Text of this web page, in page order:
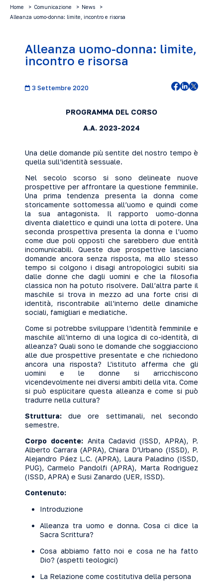
Home Comunicazione
News
Alleanza uomo-donna: limite, incontro e risorsa
Alleanza uomo-donna: limite,
incontro e risorsa
3 Settembre 2020
PROGRAMMA DEL CORSO
A.A. 2023-2024
Una delle domande più sentite del nostro tempo è
quella sull’identità sessuale.
Nel secolo scorso si sono delineate nuove
prospettive per affrontare la questione femminile.
Una prima tendenza presenta la donna come
storicamente sottomessa all’uomo e quindi come
la sua antagonista. Il rapporto uomo-donna
diventa dialettico e quindi una lotta di potere. Una
seconda prospettiva presenta la donna e l’uomo
come due poli opposti che sarebbero due entità
incomunicabili. Queste due prospettive lasciano
domande ancora senza risposta, ma allo stesso
tempo si colgono i disagi antropologici subiti sia
dalle donne che dagli uomini e che la filosofia
classica non ha potuto risolvere. Dall’altra parte il
maschile si trova in mezzo ad una forte crisi di
identità, riscontrabile all’interno delle dinamiche
sociali, famigliari e mediatiche.
Come si potrebbe sviluppare l’identità femminile e
maschile all’interno di una logica di co-identità, di
alleanza? Quali sono le domande che soggiacciono
alle due prospettive presentate e che richiedono
ancora una risposta? L’istituto afferma che gli
uomini e le donne si arricchiscono
vicendevolmente nei diversi ambiti della vita. Come
si può esplicitare questa alleanza e come si può
tradurre nella cultura?
Struttura: due ore settimanali, nel secondo
semestre.
Corpo docente: Anita Cadavid (ISSD, APRA), P.
Alberto Carrara (APRA), Chiara D’Urbano (ISSD), P.
Alejandro Páez L.C. (APRA), Laura Paladino (ISSD,
PUG), Carmelo Pandolfi (APRA), Marta Rodriguez
(ISSD, APRA) e Susi Zanardo (UER, ISSD).
Contenuto:
Introduzione
Alleanza tra uomo e donna. Cosa ci dice la
Sacra Scrittura?
Cosa abbiamo fatto noi e cosa ne ha fatto
Dio? (aspetti teologici)
La Relazione come costitutiva della persona